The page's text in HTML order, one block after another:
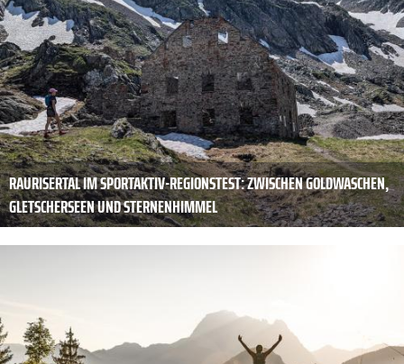
RAURISERTAL IM SPORTAKTIV-REGIONSTEST: ZWISCHEN GOLDWASCHEN,
GLETSCHERSEEN UND STERNENHIMMEL